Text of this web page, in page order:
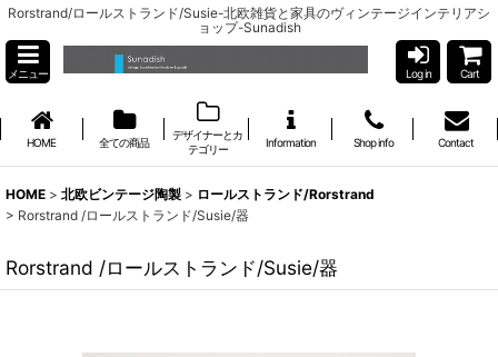
Rorstrand/ロールストランド/Susie-北欧雑貨と家具のヴィンテージインテリアシ
ョップ-Sunadish
メニュー Log in Cart
HOME 全ての商品
デザイナーとカ
テゴリー
Information Shop info Contact
HOME > 北欧ビンテージ陶製 > ロールストランド/Rorstrand
> Rorstrand /ロールストランド/Susie/器
Rorstrand /ロールストランド/Susie/器